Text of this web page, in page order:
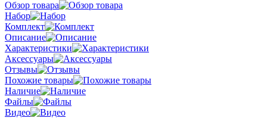
Обзор товара
Набор
Комплект
Описание
Характеристики
Аксессуары
Отзывы
Похожие товары
Наличие
Файлы
Видео